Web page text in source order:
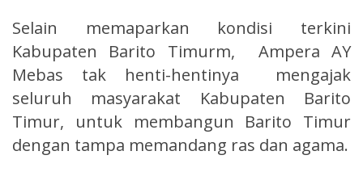
Selain memaparkan kondisi terkini
Kabupaten Barito Timurm, Ampera AY
Mebas tak henti-hentinya mengajak
seluruh masyarakat Kabupaten Barito
Timur, untuk membangun Barito Timur
dengan tampa memandang ras dan agama.